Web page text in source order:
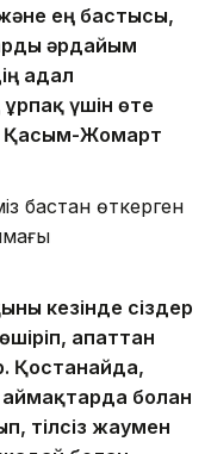
ең бастысы,
әрдайым
адал
ұрпақ үшін өте
Қасым-Жомарт
бастан өткерген
кезінде сіздер
апаттан
Қостанайда,
болған
тілсіз жаумен